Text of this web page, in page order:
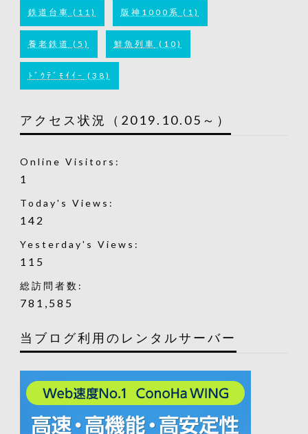
鉄道台車 (11) 阪神1000系 (1)
養老鉄道 (5) 鮮魚列車 (10)
ﾄﾞｳﾃﾞﾓｲｲｰ (38)
アクセス状況（2019.10.05～）
Online Visitors:
1
Today's Views:
142
Yesterday's Views:
115
総訪問者数:
781,585
当ブログ利用のレンタルサーバー